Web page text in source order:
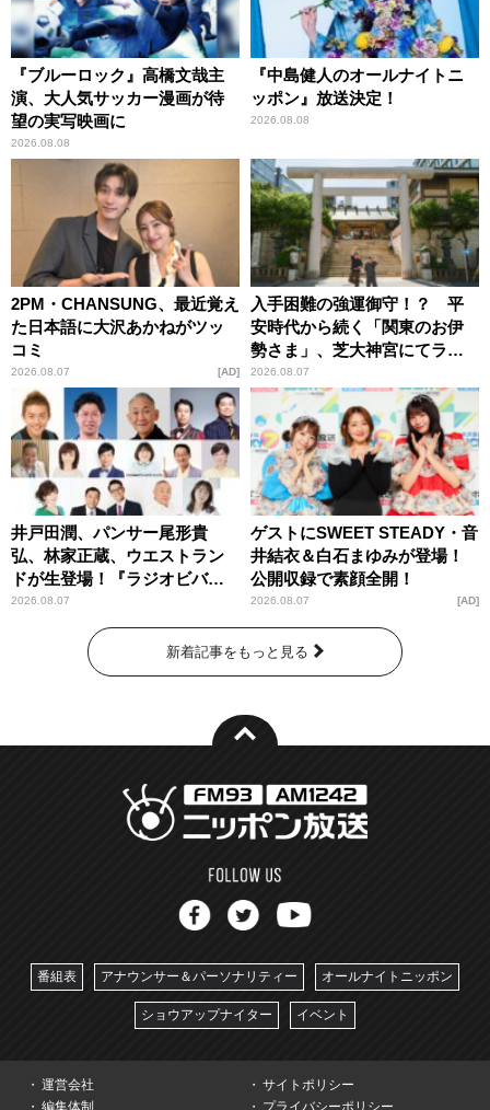
『ブルーロック』高橋文哉主
演、大人気サッカー漫画が待
望の実写映画に
2026.08.08
『中島健人のオールナイトニ
ッポン』放送決定！
2026.08.08
2PM・CHANSUNG、最近覚え
た日本語に大沢あかねがツッ
コミ
2026.08.07 AD
入手困難の強運御守！？ 平
安時代から続く「関東のお伊
勢さま」、芝大神宮にてラン
パンプスが合格祈願！
2026.08.07
井戸田潤、パンサー尾形貴
弘、林家正蔵、ウエストラン
ドが生登場！『ラジオビバリ
ー昼ズ』
2026.08.07
ゲストにSWEET STEADY・音
井結衣＆白石まゆみが登場！
公開収録で素顔全開！
2026.08.07 AD
新着記事をもっと見る
番組表 アナウンサー＆パーソナリティー オールナイトニッポン
ショウアップナイター イベント
運営会社
サイトポリシー
編集体制
プライバシーポリシー